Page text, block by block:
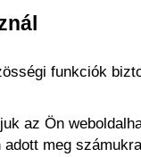
funkciók
az Ön
meg